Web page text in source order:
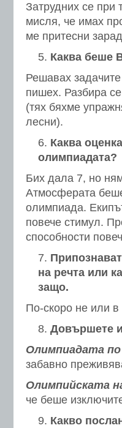
Затрудних се при
мисля, че имах
ме притесни
Каква беше
Решавах
пишех. Разбира
(тях бяхме
лесни).
Каква
олимпиадата?
Бих дала 7, но
Атмосферата
олимпиада.
повече стимул.
способности
на речта или
защо.
По-скоро не или
Довършете
Олимпиадата
забавно
Олимпийската
че беше
Какво